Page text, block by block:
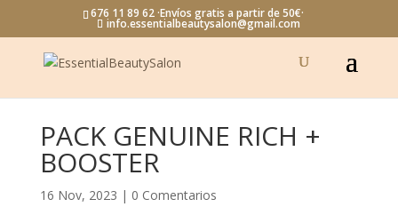
676 11 89 62 ·Envíos gratis a partir de 50€·
info.essentialbeautysalon@gmail.com
PACK GENUINE RICH +
BOOSTER
16 Nov, 2023 | 0 Comentarios